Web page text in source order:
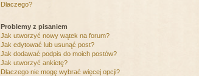
Dlaczego?
Problemy z pisaniem
Jak utworzyć nowy wątek na forum?
Jak edytować lub usunąć post?
Jak dodawać podpis do moich postów?
Jak utworzyć ankietę?
Dlaczego nie mogę wybrać więcej opcji?